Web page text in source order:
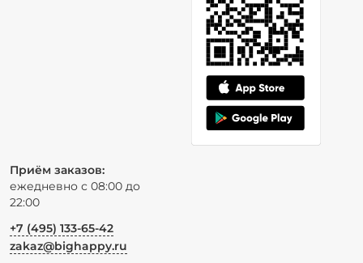
Приём заказов:
ежедневно с 08:00 до
22:00
+7 (495) 133-65-42
zakaz@bighappy.ru